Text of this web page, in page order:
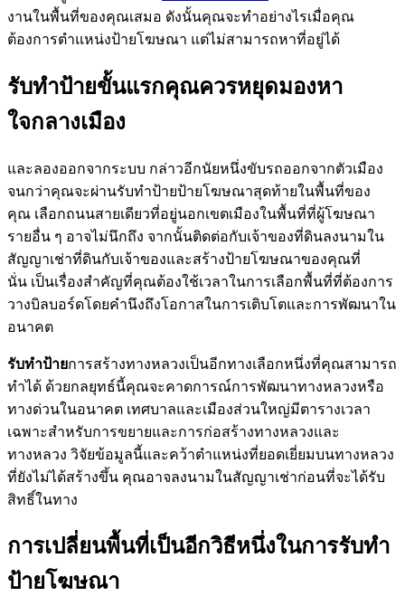
งานในพื้นที่ของคุณเสมอ ดังนั้นคุณจะทำอย่างไรเมื่อคุณ
ต้องการตำแหน่งป้ายโฆษณา แต่ไม่สามารถหาที่อยู่ได้
รับทำป้ายขั้นแรกคุณควรหยุดมองหา
ใจกลางเมือง
และลองออกจากระบบ กล่าวอีกนัยหนึ่งขับรถออกจากตัวเมือง
จนกว่าคุณจะผ่านรับทำป้ายป้ายโฆษณาสุดท้ายในพื้นที่ของ
คุณ เลือกถนนสายเดียวที่อยู่นอกเขตเมืองในพื้นที่ที่ผู้โฆษณา
รายอื่น ๆ อาจไม่นึกถึง จากนั้นติดต่อกับเจ้าของที่ดินลงนามใน
สัญญาเช่าที่ดินกับเจ้าของและสร้างป้ายโฆษณาของคุณที่
นั่น เป็นเรื่องสำคัญที่คุณต้องใช้เวลาในการเลือกพื้นที่ที่ต้องการ
วางบิลบอร์ดโดยคำนึงถึงโอกาสในการเติบโตและการพัฒนาใน
อนาคต
รับทำป้ายการสร้างทางหลวงเป็นอีกทางเลือกหนึ่งที่คุณสามารถ
ทำได้ ด้วยกลยุทธ์นี้คุณจะคาดการณ์การพัฒนาทางหลวงหรือ
ทางด่วนในอนาคต เทศบาลและเมืองส่วนใหญ่มีตารางเวลา
เฉพาะสำหรับการขยายและการก่อสร้างทางหลวงและ
ทางหลวง วิจัยข้อมูลนี้และคว้าตำแหน่งที่ยอดเยี่ยมบนทางหลวง
ที่ยังไม่ได้สร้างขึ้น คุณอาจลงนามในสัญญาเช่าก่อนที่จะได้รับ
สิทธิ์ในทาง
การเปลี่ยนพื้นที่เป็นอีกวิธีหนึ่งในการรับทำ
ป้ายโฆษณา